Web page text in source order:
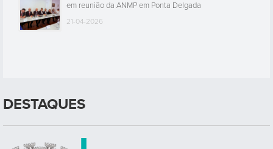
em reunião da ANMP em Ponta Delgada
21-04-2026
DESTAQUES